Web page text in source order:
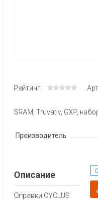
Рейтинг:
SRAM, Truvativ, GXP,
Производитель
Описание
Оправки CYCLUS